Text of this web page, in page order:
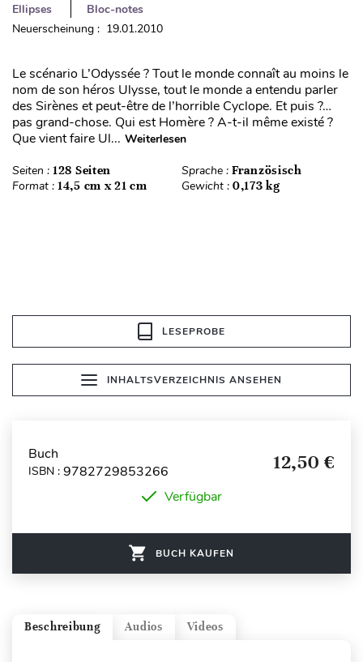
Ellipses
Bloc-notes
Neuerscheinung : 19.01.2010
Le scénario L’Odyssée ? Tout le monde connaît au moins le
nom de son héros Ulysse, tout le monde a entendu parler
des Sirènes et peut-être de l’horrible Cyclope. Et puis ?…
pas grand-chose. Qui est Homère ? A-t-il même existé ?
Que vient faire Ul... Weiterlesen
Seiten : 128 Seiten Sprache : Französisch
Format : 14,5 cm x 21 cm Gewicht : 0,173 kg
LESEPROBE
INHALTSVERZEICHNIS ANSEHEN
Buch
ISBN : 9782729853266 12,50 €
Verfügbar
BUCH KAUFEN
Videos
Audios
Beschreibung